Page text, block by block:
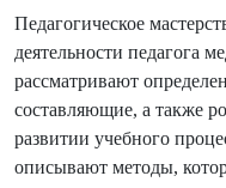
Педагогическое
деятельности педагога
рассматривают
составляющие, а также
развитии учебного
описывают методы,